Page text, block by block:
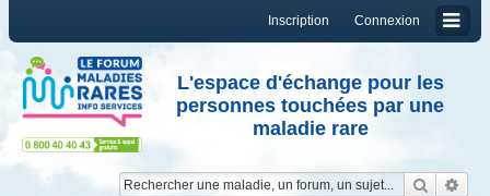
Connexion
Inscription
L'espace d'échange pour les
personnes touchées par une
maladie rare